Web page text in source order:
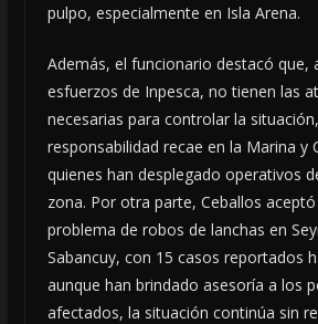
pulpo, especialmente en Isla Arena.
Además, el funcionario destacó que,
esfuerzos de Inpesca, no tienen las
necesarias para controlar la
responsabilidad recae en la Marina y
quienes han desplegado operativos
zona. Por otra parte, Ceballos
problema de robos de lanchas en
Sabancuy, con 15 casos reportados
aunque han brindado asesoría a los
afectados, la situación continúa sin